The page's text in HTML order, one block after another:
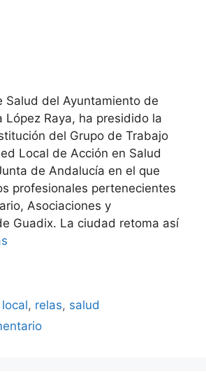
Salud del Ayuntamiento de
López Raya, ha presidido la
del Grupo de Trabajo
Local de Acción en Salud
de Andalucía en el que
profesionales pertenecientes
Asociaciones y
Guadix. La ciudad retoma así
, relas, salud